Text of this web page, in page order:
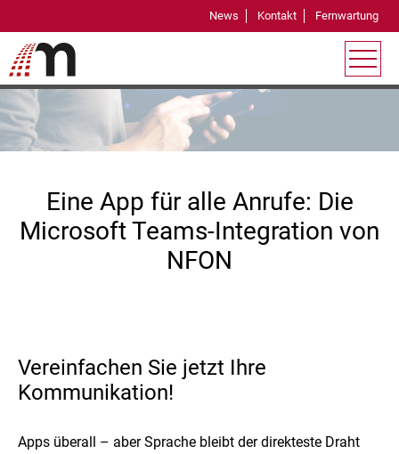
News Kontakt Fernwartung
Microsoft Teams Integration mit NFON
Eine App für alle Anrufe: Die
Microsoft Teams-Integration von
NFON
Vereinfachen Sie jetzt Ihre
Kommunikation!
Apps überall – aber Sprache bleibt der direkteste Draht